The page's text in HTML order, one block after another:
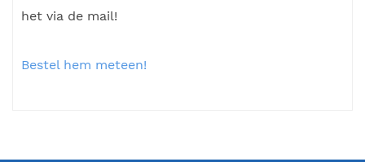
het via de mail!
Bestel hem meteen!